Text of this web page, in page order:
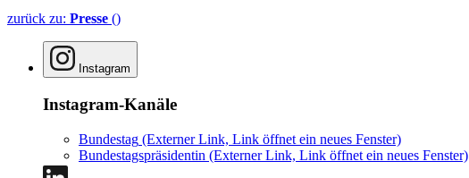
zurück zu: Presse ()
Instagram
Instagram-Kanäle
Bundestag (Externer Link, Link öffnet ein neues Fenster)
Bundestagspräsidentin (Externer Link, Link öffnet ein neues Fenster)